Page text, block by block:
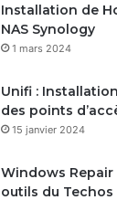
Installation de
NAS Synology
1 mars 2024
Unifi :
des points
15 janvier 2024
Windows Repair
outils du